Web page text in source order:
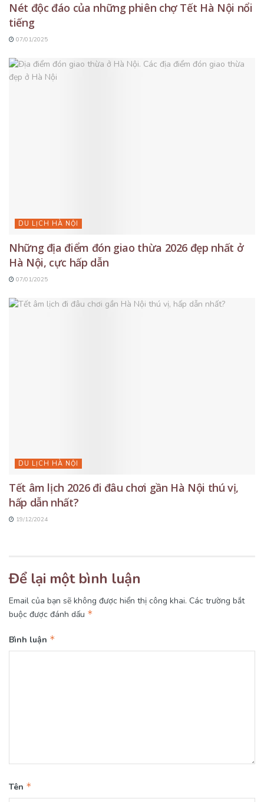
Nét độc đáo của những phiên chợ Tết Hà Nội nổi
tiếng
07/01/2025
DU LỊCH HÀ NỘI
Những địa điểm đón giao thừa 2026 đẹp nhất ở
Hà Nội, cực hấp dẫn
07/01/2025
DU LỊCH HÀ NỘI
Tết âm lịch 2026 đi đâu chơi gần Hà Nội thú vị,
hấp dẫn nhất?
19/12/2024
Để lại một bình luận
Email của bạn sẽ không được hiển thị công khai. Các trường bắt
buộc được đánh dấu *
Bình luận *
Tên *